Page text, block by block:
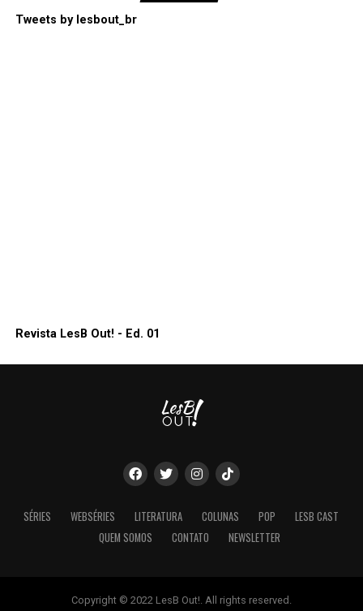
Tweets by lesbout_br
Revista LesB Out! - Ed. 01
SÉRIES WEBSÉRIES LITERATURA COLUNAS POP
LESB CAST
QUEM SOMOS
CONTATO NEWSLETTER
Copyright © 2022 LesB Out!. All rights reserved.